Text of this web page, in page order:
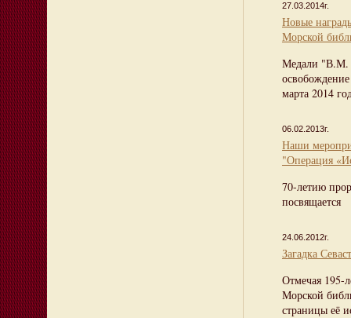
27.03.2014г.
Новые
Морской
Медали
марта 2014
06.02.2013г.
Наши
"Операция
70-летию
посвящается
24.06.2012г.
Загадка
Отмечая 195-
Морской
страницы её